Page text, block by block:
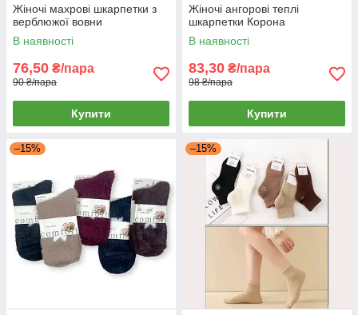
Жіночі махрові шкарпетки з
верблюжої вовни
В наявності
76,50 ₴/пара
90 ₴/пара
Купити
Жіночі ангорові теплі
шкарпетки Корона
В наявності
83,30 ₴/пара
98 ₴/пара
Купити
–15% –15%